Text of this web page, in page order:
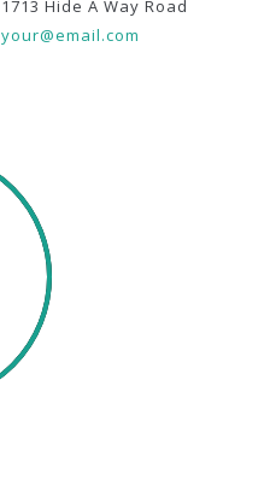
1713 Hide A Way Road
your@email.com